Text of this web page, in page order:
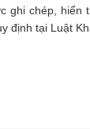
ghi chép, hiển
định tại Luật